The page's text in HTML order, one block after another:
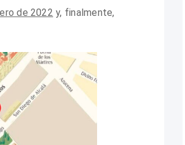
de 2022 y, finalmente,